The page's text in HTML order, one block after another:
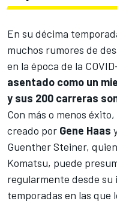
En su décima
muchos rumores de
en la época de la
asentado como un
y sus 200 carreras
Con más o menos
creado por Gene Haas
Guenther Steiner,
Komatsu, puede
regularmente desde
temporadas en las que